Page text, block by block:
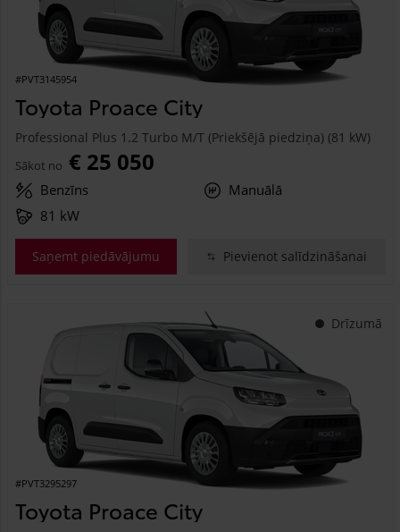
#PVT3145954
Toyota Proace City
Professional Plus 1.2 Turbo M/T (Priekšējā piedziņa) (81 kW)
Sākot no € 25 050
Benzīns
Manuālā
81 kW
Saņemt piedāvājumu Pievienot salīdzināšanai
Drīzumā
#PVT3295297
Toyota Proace City